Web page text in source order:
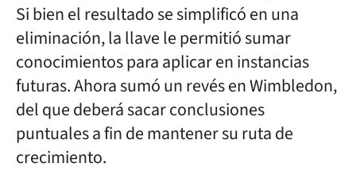
Si bien el resultado se simplificó en una
eliminación, la llave le permitió sumar
conocimientos para aplicar en instancias
futuras. Ahora sumó un revés en Wimbledon,
del que deberá sacar conclusiones
puntuales a fin de mantener su ruta de
crecimiento.